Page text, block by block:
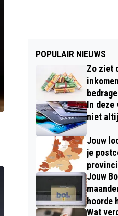
POPULAIR NIEUWS
Zo ziet
In deze
niet
Jouw
je
Jouw
hoorde
Wat